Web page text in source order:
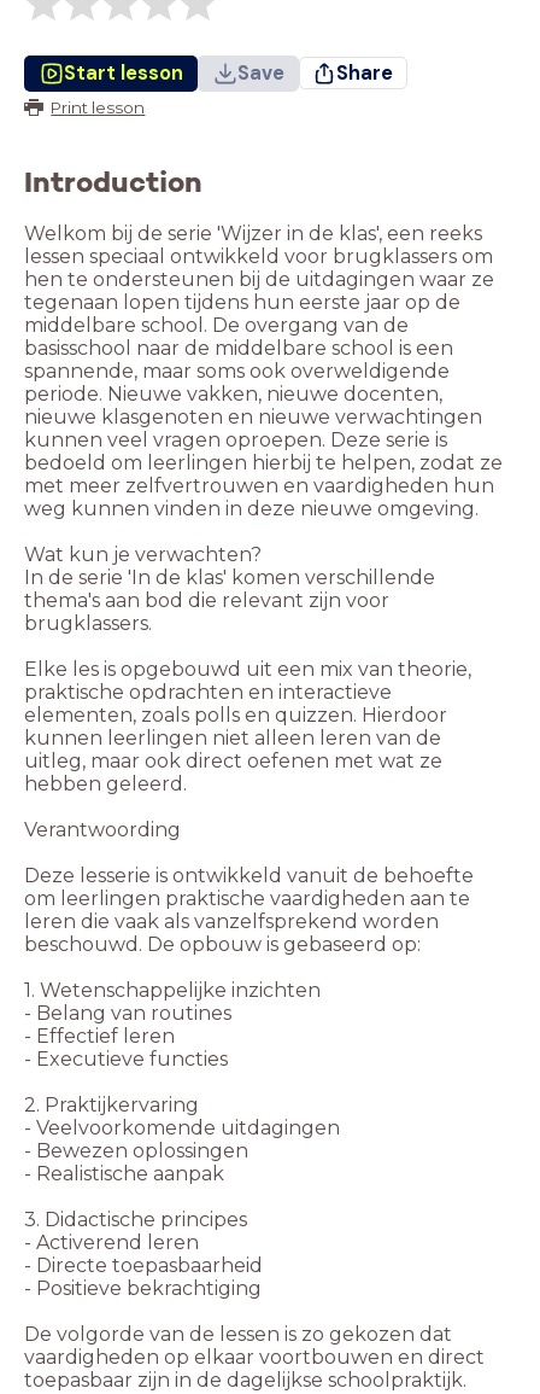
Start lesson Save Share
Print lesson
Introduction
Welkom bij de serie 'Wijzer in de klas', een reeks
lessen speciaal ontwikkeld voor brugklassers om
hen te ondersteunen bij de uitdagingen waar ze
tegenaan lopen tijdens hun eerste jaar op de
middelbare school. De overgang van de
basisschool naar de middelbare school is een
spannende, maar soms ook overweldigende
periode. Nieuwe vakken, nieuwe docenten,
nieuwe klasgenoten en nieuwe verwachtingen
kunnen veel vragen oproepen. Deze serie is
bedoeld om leerlingen hierbij te helpen, zodat ze
met meer zelfvertrouwen en vaardigheden hun
weg kunnen vinden in deze nieuwe omgeving.
Wat kun je verwachten?
In de serie 'In de klas' komen verschillende
thema's aan bod die relevant zijn voor
brugklassers.
Elke les is opgebouwd uit een mix van theorie,
praktische opdrachten en interactieve
elementen, zoals polls en quizzen. Hierdoor
kunnen leerlingen niet alleen leren van de
uitleg, maar ook direct oefenen met wat ze
hebben geleerd.
Verantwoording
Deze lesserie is ontwikkeld vanuit de behoefte
om leerlingen praktische vaardigheden aan te
leren die vaak als vanzelfsprekend worden
beschouwd. De opbouw is gebaseerd op:
1. Wetenschappelijke inzichten
- Belang van routines
- Effectief leren
- Executieve functies
2. Praktijkervaring
- Veelvoorkomende uitdagingen
- Bewezen oplossingen
- Realistische aanpak
3. Didactische principes
- Activerend leren
- Directe toepasbaarheid
- Positieve bekrachtiging
De volgorde van de lessen is zo gekozen dat
vaardigheden op elkaar voortbouwen en direct
toepasbaar zijn in de dagelijkse schoolpraktijk.